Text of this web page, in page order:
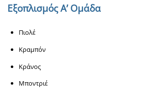
Εξοπλισμός Α’ Ομάδα
Πιολέ
Κραμπόν
Κράνος
Μποντριέ